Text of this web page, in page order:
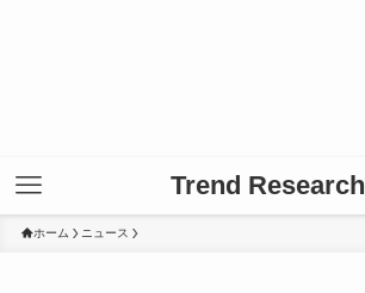
Trend Research
ホーム ニュース